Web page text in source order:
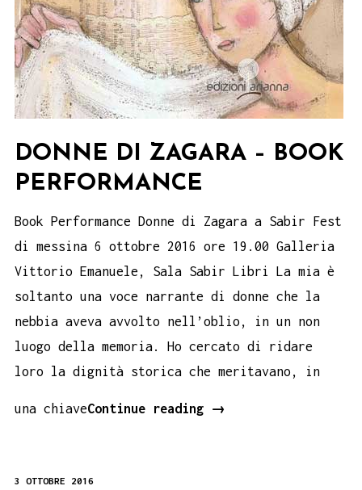
DONNE DI ZAGARA – BOOK
PERFORMANCE
Book Performance Donne di Zagara a Sabir Fest
di messina 6 ottobre 2016 ore 19.00 Galleria
Vittorio Emanuele, Sala Sabir Libri La mia è
soltanto una voce narrante di donne che la
nebbia aveva avvolto nell’oblio, in un non
luogo della memoria. Ho cercato di ridare
loro la dignità storica che meritavano, in
una chiaveContinue reading
Donne
→
3 OTTOBRE 2016